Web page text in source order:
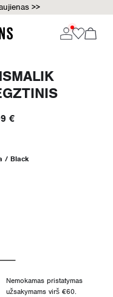
>>
€
/ Black
Nemokamas pristatymas
užsakymams virš €60.